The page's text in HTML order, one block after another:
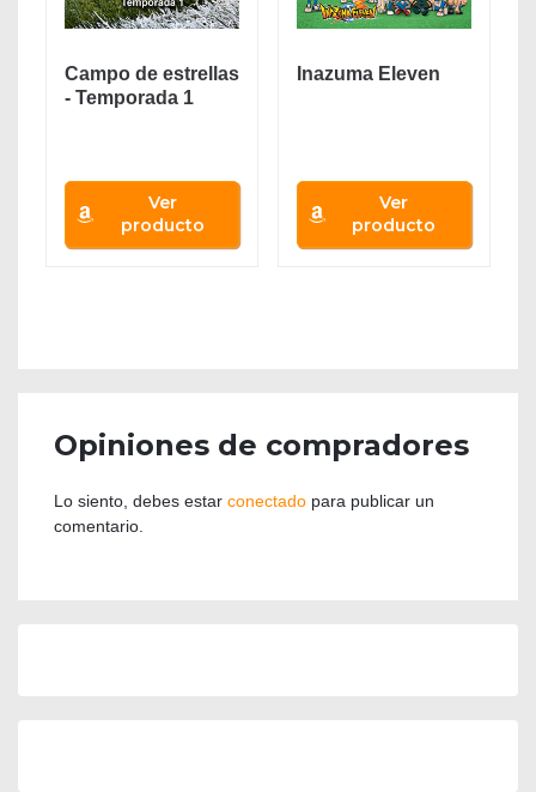
Campo de estrellas
- Temporada 1
Ver
producto
Inazuma Eleven
Ver
producto
Opiniones de compradores
Lo siento, debes estar conectado para publicar un
comentario.